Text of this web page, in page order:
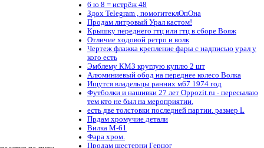
6 ю 8 = истрёж 48
Здох Telegram , помогитеклОпОна
Продам литровый Урал кастом!
Крышку переднего гтц или гтц в сборе Вояж
Отличие ходовой ретро и волк
Чертеж флажка крепление фары с надписью урал у
кого есть
Эмблему КМЗ круглую куплю 2 шт
Алюминиевый обод на переднее колесо Волка
Ищутся владельцы ранних м67 1974 год
Футболки и нашивки 27 лет Oppozit.ru - пересылаю
тем кто не был на мероприятии.
есть две толстовки последней партии. размер L
Прдам хромучие детали
Вилка М-61
Фара хром.
Продам шестерни Герцог